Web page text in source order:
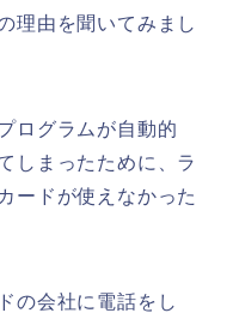
理由を聞いてみまし
ログラムが自動的
しまったために、ラ
ードが使えなかった
の会社に電話をし